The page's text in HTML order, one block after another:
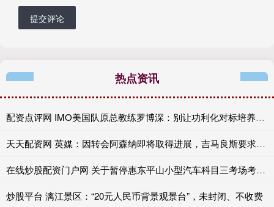
提交评论
热点资讯
配资点评网 IMO美国队原总教练罗博深：别让功利化对标培养出“弗兰肯斯坦”
天天配资网 英媒：因转会阿森纳即将取得进展，吉马良斯要求暂缓季前训练行程
在线炒股配资门户网 关于暂停惠东平山小型汽车科目三考场考试业务的公告
炒股平台 漓江景区：“20元人民币背景观景台”，未封闭、不收费